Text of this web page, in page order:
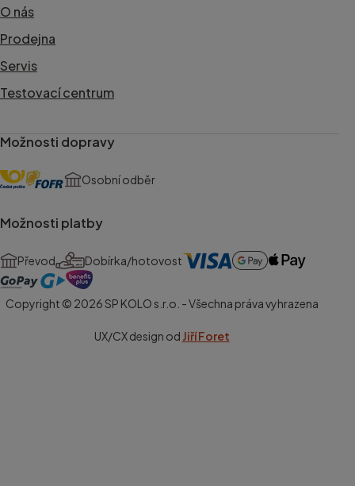
O nás
Prodejna
Servis
Testovací centrum
Možnosti dopravy
Osobní odběr
Možnosti platby
Převod Dobírka/hotovost
Copyright © 2026 SP KOLO s.r.o. - Všechna práva vyhrazena
UX/CX design od Jiří Foret